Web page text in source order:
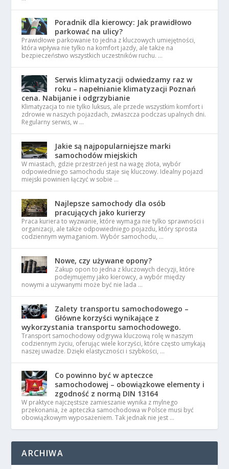
Poradnik dla kierowcy: Jak prawidłowo
parkować na ulicy?
Prawidłowe parkowanie to jedna z kluczowych umiejętności,
która wpływa nie tylko na komfort jazdy, ale także na
bezpieczeństwo wszystkich uczestników ruchu. …
Serwis klimatyzacji odwiedzamy raz w
roku – napełnianie klimatyzacji Poznań
cena. Nabijanie i odgrzybianie
Klimatyzacja to nie tylko luksus, ale przede wszystkim komfort i
zdrowie w naszych pojazdach, zwłaszcza podczas upalnych dni.
Regularny serwis, w …
Jakie są najpopularniejsze marki
samochodów miejskich
W miastach, gdzie przestrzeń jest na wagę złota, wybór
odpowiedniego samochodu staje się kluczowy. Idealny pojazd
miejski powinien łączyć w sobie …
Najlepsze samochody dla osób
pracujących jako kurierzy
Praca kuriera to wyzwanie, które wymaga nie tylko sprawności i
organizacji, ale także odpowiedniego pojazdu, który sprosta
codziennym wymaganiom. Wybór samochodu, …
Nowe, czy używane opony?
Zakup opon to jedna z kluczowych decyzji, które
podejmujemy jako kierowcy, a wybór między
nowymi a używanymi może być nie lada …
Zalety transportu samochodowego –
Główne korzyści wynikające z
wykorzystania transportu samochodowego.
Transport samochodowy odgrywa kluczową rolę w naszym
codziennym życiu, oferując wiele korzyści, które często umykają
naszej uwadze. Dzięki elastyczności i szybkości, …
Co powinno być w apteczce
samochodowej – obowiązkowe elementy i
zgodność z normą DIN 13164
W praktyce najczęstsze zamieszanie wynika z mylnego
przekonania, że apteczka samochodowa w Polsce musi być
obowiązkowym wyposażeniem. Tak jednak nie jest …
ARCHIWA